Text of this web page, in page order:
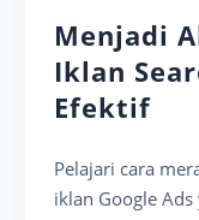
Menjadi
Iklan
Efektif
Pelajari cara
iklan Google